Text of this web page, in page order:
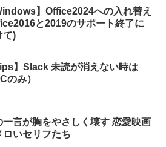
】Office2024への入れ替え
と2019のサポート終了に
て)
】Slack 未読が消えない時は
のみ）
一言が胸をやさしく壊す 恋愛映画
ロいセリフたち